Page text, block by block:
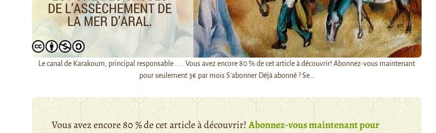
Le canal de Karakoum, principal responsable . . . Vous avez encore 80 % de cet article à découvrir! Abonnez-vous maintenant
pour seulement 3€ par mois S’abonner Déjà abonné ? Se…
Vous avez encore 80 % de cet article à découvrir!Abonnez-vous maintenant pour